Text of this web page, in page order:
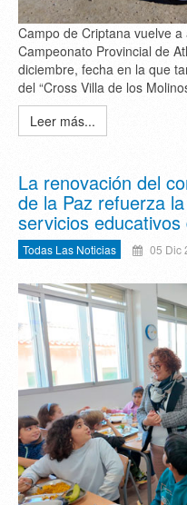
Campo de Criptana vuelve
Campeonato Provincial de
diciembre, fecha en la que
del “Cross Villa de los
Leer más...
La renovación del
de la Paz refuerza
servicios educativos
Todas Las Noticias 05 Dic